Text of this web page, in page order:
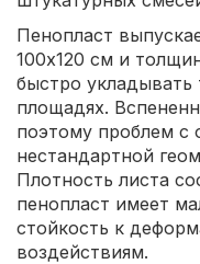
Пенопласт
100х120 см и
быстро
площадях.
поэтому проблем с
нестандартной
Плотность листа
пенопласт имеет
стойкость к
воздействиям.